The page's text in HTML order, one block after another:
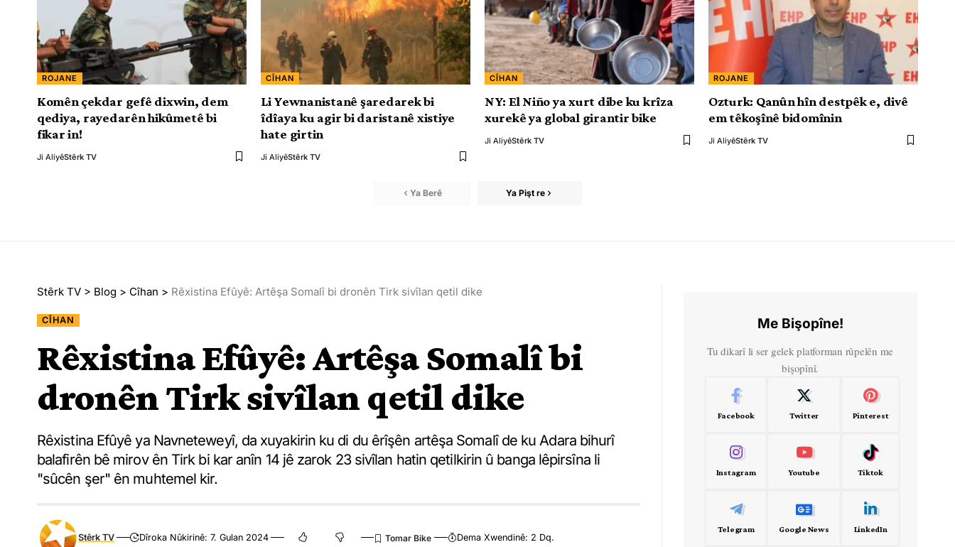
ROJANE
Komên çekdar gefê dixwin, dem
qediya, rayedarên hikûmetê bi
fikar in!
Ji AliyêStêrk TV
CÎHAN
Li Yewnanistanê şaredarek bi
îdîaya ku agir bi daristanê xistiye
hate girtin
Ji AliyêStêrk TV
CÎHAN
NY: El Niño ya xurt dibe ku krîza
xurekê ya global girantir bike
Ji AliyêStêrk TV
ROJANE
Ozturk: Qanûn hîn destpêk e, divê
em têkoşînê bidomînin
Ji AliyêStêrk TV
Ya Berê Ya Pişt re
Stêrk TV > Blog > Cîhan > Rêxistina Efûyê: Artêşa Somalî bi dronên Tirk sivîlan qetil dike
CÎHAN
Rêxistina Efûyê: Artêşa Somalî bi
dronên Tirk sivîlan qetil dike
Rêxistina Efûyê ya Navneteweyî, da xuyakirin ku di du êrîşên artêşa Somalî de ku Adara bihurî
balafirên bê mirov ên Tirk bi kar anîn 14 jê zarok 23 sivîlan hatin qetilkirin û banga lêpirsîna li
"sûcên şer" ên muhtemel kir.
Stêrk TV Dîroka Nûkirinê: 7. Gulan 2024 Dema Xwendinê: 2 Dq.
Me Bişopîne!
Tu dikarî li ser gelek platforman rûpelên me
bişopînî.
Facebook Twitter Pinterest
Instagram Youtube Tiktok
Telegram Google News LinkedIn